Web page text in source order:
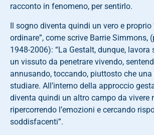
racconto in fenomeno, per sentirlo.
Il sogno diventa quindi un vero e proprio
ordinare”, come scrive Barrie Simmons,
1948-2006): “La Gestalt, dunque, lavora
un vissuto da penetrare vivendo,
annusando, toccando, piuttosto che
studiare. All’interno della approccio
diventa quindi un altro campo da vivere
ripercorrendo l’emozioni e cercando
soddisfacenti”.